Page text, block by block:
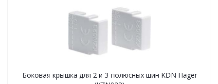
Боковая крышка для 2 и 3-полюсных шин KDN Hager